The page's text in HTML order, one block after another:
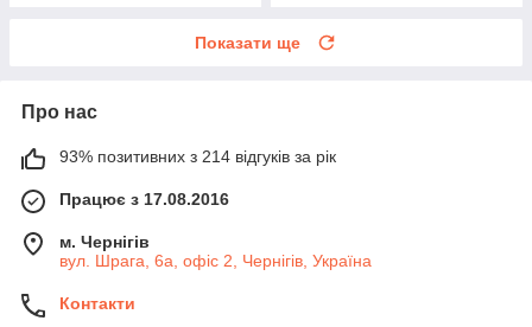
Показати ще
Про нас
93% позитивних з 214 відгуків за рік
Працює з 17.08.2016
м. Чернігів
вул. Шрага, 6а, офіс 2, Чернігів, Україна
Контакти